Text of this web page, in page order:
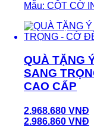
Mẫu: CỘT CỜ
QUÀ TẶNG
SANG
CAO CẤP
2.968.680 VNĐ
2.986.860 VNĐ